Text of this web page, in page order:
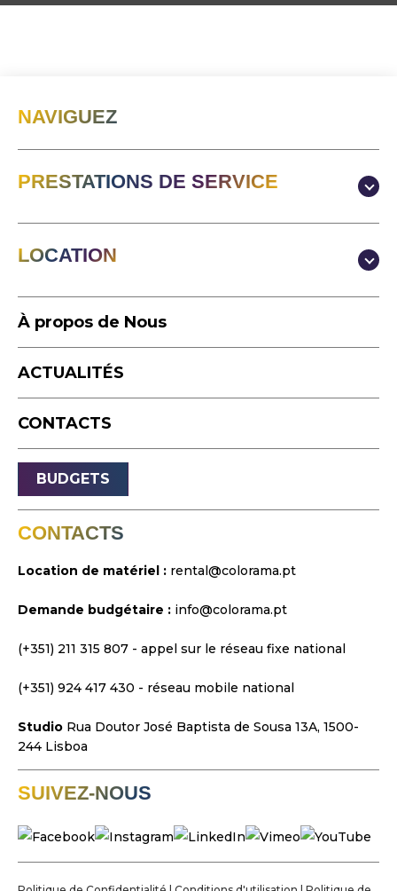
NAVIGUEZ
PRESTATIONS DE SERVICE
Production & Contenus
Video
Podcast
Accéléré
Drone
Son
Lumière
Scènes
Sites Web
Identité Visuelle
LOCATION
Studio
Équipement
À propos de Nous
ACTUALITÉS
CONTACTS
BUDGETS
CONTACTS
Location de matériel : rental@colorama.pt
Demande budgétaire : info@colorama.pt
(+351) 211 315 807 - appel sur le réseau fixe national
(+351) 924 417 430 - réseau mobile national
Studio Rua Doutor José Baptista de Sousa 13A, 1500-
244 Lisboa
SUIVEZ-NOUS